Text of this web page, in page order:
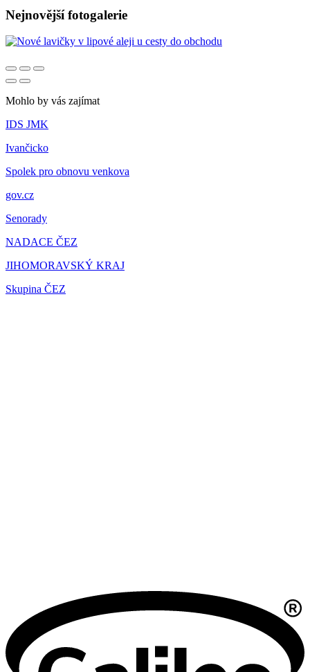
Nejnovější fotogalerie
Mohlo by vás zajímat
IDS JMK
Ivančicko
Spolek pro obnovu venkova
gov.cz
Senorady
NADACE ČEZ
JIHOMORAVSKÝ KRAJ
Skupina ČEZ